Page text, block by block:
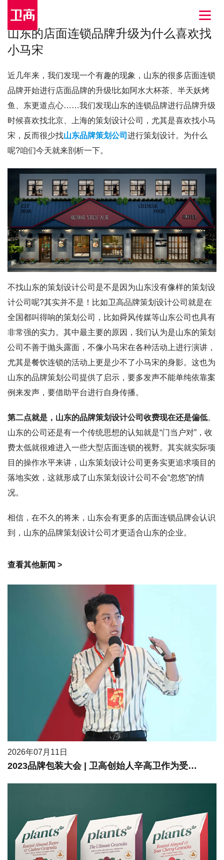
山东的店面连锁品牌升级为什么喜欢找
小马宋
近几年来，我们发现一个有趣的现象，山东的很多店面连锁
品牌开始进行店面品牌的升级!比如阿水大杯茶、半天妖烤
鱼、东更道点心……我们发现山东的连锁品牌进行品牌升级
时候喜欢找北京、上海的策划设计公司，尤其是喜欢找小马
宋，反而很少找山东品牌策划公司 进行策划设计。为什么
呢?咱们今天就来剖析一下。
不找山东的策划设计公司是不是因为山东没有像样的策划设
计公司呢?其实并不是！比如卫高品牌策划设计公司就是在
全国都叫得响的策划公司，比如舜风传媒等山东公司也具有
非常强的实力。其中最主要的原因，我们认为是山东的策划
公司不善于抛头露面，不像小马宋在各种活动上进行演讲，
尤其是餐饮连锁的活动上更是少不了小马宋的身影。这也为
山东的品牌策划公司提供了启示，要多发声不能单纯依靠案
例来发声，要借助平台进行自身传播。
第二点就是，山东的品牌策划设计公司收费现在还是偏低。
山东的公司还是有一个传统思想的认知就是“门当户对”，收
费太低就很难进入一些大型店面连锁的视野。其实就实际项
目的操作水平来讲，山东策划设计公司更务实更追求项目的
落地实效，这就形成了山东策划设计公司不会“忽悠”的情
况。
相信，在不久的将来，山东会有更多的店面连锁品牌会认识
到，山东的品牌策划设计公司才更适合山东的企业。
查看其他新闻 >
2026年07月11日
2023品牌包装大会 | 卫高创始人辛高卫作为受邀嘉宾进行现场分享